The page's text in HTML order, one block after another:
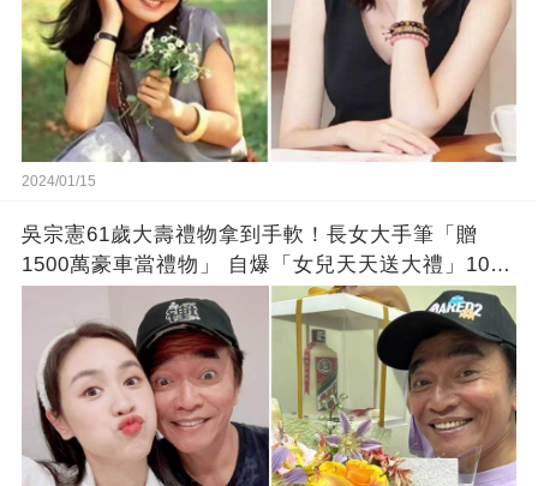
2024/01/15
吳宗憲61歲大壽禮物拿到手軟！長女大手筆「贈
1500萬豪車當禮物」 自爆「女兒天天送大禮」10年
徒弟也不甘示弱!